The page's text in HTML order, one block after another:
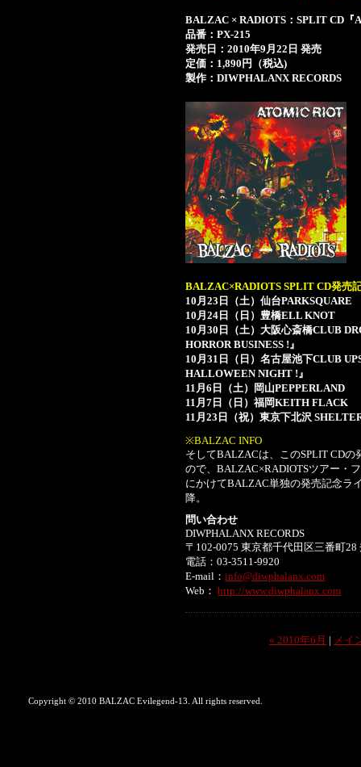
BALZAC × RADIOTS：SPLIT CD『
品番：PX-215
発売日：2010年9月22日 発売
定価：1,890円（税込)
製作：DIWPHALANX RECORDS
BALZAC×RADIOTS SPLIT CD発売
10月23日（土）仙台PARKSQUARE
10月24日（日）豊橋ELL KNOT
10月30日（土）大阪心斎橋CLUB
HORROR BUSINESS !』
10月31日（日）名古屋池下CLUB
HALLOWEEN NIGHT !』
11月6日（土）岡山PEPPERLAND
11月7日（日）福岡KEITH FLACK
11月23日（祝）東京下北沢
※BALZAC INFO
そしてBALZACは、このSPLIT CD
ので、BALZAC×RADIOTSツアー・
にかけてBALZAC単独の発売記念ラ
降。
問い合わせ
DIWPHALANX RECORDS
〒102-0075 東京都千代田区三番町
電話：03-3511-9920
E-mail： info@diwphalanx.com
Web： http://www.diwphalanx.com
« 2010年6月 | メイ
Copyright © 2010 BALZAC Evilegend-13. All rights reserved.